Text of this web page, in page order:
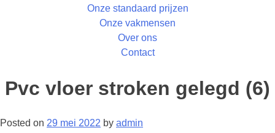
Onze standaard prijzen
Onze vakmensen
Over ons
Contact
Pvc vloer stroken gelegd (6)
Posted on 29 mei 2022 by admin